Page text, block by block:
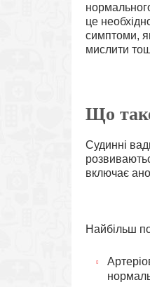
це
симптоми,
мислити
Що
Судинні
включає
Найбільш